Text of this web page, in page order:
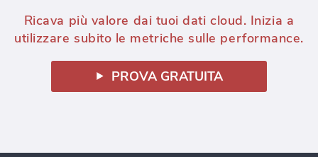
Ricava più valore dai tuoi dati cloud. Inizia a
utilizzare subito le metriche sulle performance.
PROVA GRATUITA